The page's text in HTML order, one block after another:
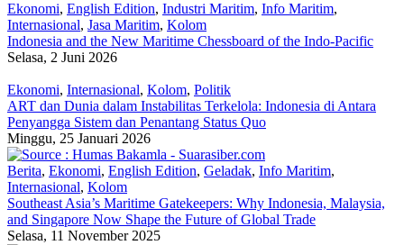
Ekonomi, English Edition, Industri Maritim, Info Maritim,
Internasional, Jasa Maritim, Kolom
Indonesia and the New Maritime Chessboard of the Indo-Pacific
Selasa, 2 Juni 2026
Ekonomi, Internasional, Kolom, Politik
ART dan Dunia dalam Instabilitas Terkelola: Indonesia di Antara
Penyangga Sistem dan Penantang Status Quo
Minggu, 25 Januari 2026
Berita, Ekonomi, English Edition, Geladak, Info Maritim,
Internasional, Kolom
Southeast Asia’s Maritime Gatekeepers: Why Indonesia, Malaysia,
and Singapore Now Shape the Future of Global Trade
Selasa, 11 November 2025